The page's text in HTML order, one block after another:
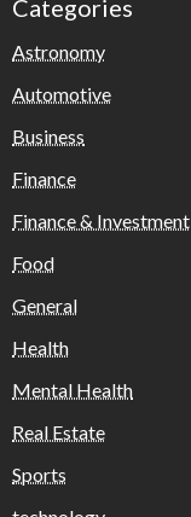
Categories
Astronomy
Automotive
Business
Finance
Finance & Investment
Food
General
Health
Mental Health
Real Estate
Sports